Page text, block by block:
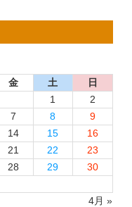
金 土 日
4月 »
1
2
7 8
9
14 15
16
21 22
23
28 29
30